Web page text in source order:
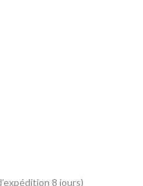
8 jours)